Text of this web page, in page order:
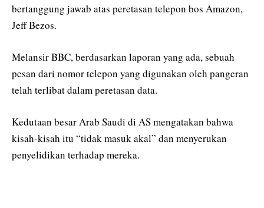
bertanggung jawab atas peretasan telepon bos Amazon,
Jeff Bezos.
Melansir BBC, berdasarkan laporan yang ada, sebuah
pesan dari nomor telepon yang digunakan oleh pangeran
telah terlibat dalam peretasan data.
Kedutaan besar Arab Saudi di AS mengatakan bahwa
kisah-kisah itu “tidak masuk akal” dan menyerukan
penyelidikan terhadap mereka.